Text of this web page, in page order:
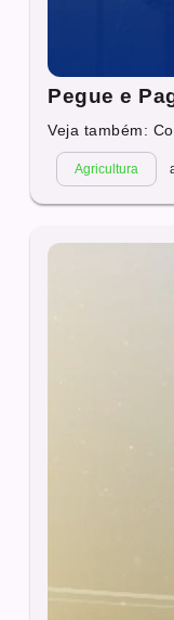
Pegue e
Veja também:
Agricultura